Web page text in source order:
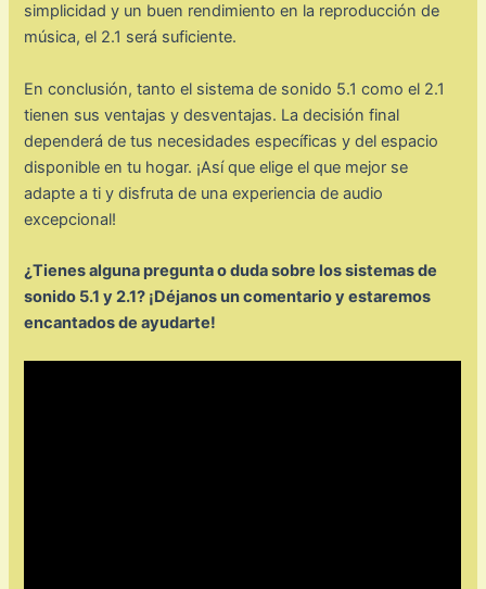
simplicidad y un buen rendimiento en la reproducción de
música, el 2.1 será suficiente.
En conclusión, tanto el sistema de sonido 5.1 como el 2.1
tienen sus ventajas y desventajas. La decisión final
dependerá de tus necesidades específicas y del espacio
disponible en tu hogar. ¡Así que elige el que mejor se
adapte a ti y disfruta de una experiencia de audio
excepcional!
¿Tienes alguna pregunta o duda sobre los sistemas de
sonido 5.1 y 2.1? ¡Déjanos un comentario y estaremos
encantados de ayudarte!